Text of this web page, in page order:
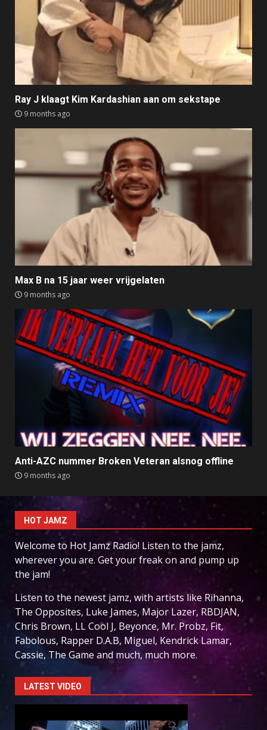
Ray J klaagt Kim Kardashian aan om sekstape
9 months ago
Max B na 15 jaar weer vrijgelaten
9 months ago
Anti-AZC nummer Broken Veteran alsnog offline
9 months ago
HOT JAMZ
Welcome to Hot Jamz Radio! Listen to the jamz,
wherever you are. Get your freak on and pump up
the jam!
Listen to the newest jamz, with artists like Rihanna,
The Opposites, Luke James, Major Lazer, RBDJAN,
Chris Brown, LL Cool J, Beyonce, Mr. Probz, Fit,
Fabolous, Rapper D.A.B, Miguel, Kendrick Lamar,
Cassie, The Game and much, much more.
LATEST VIDEO